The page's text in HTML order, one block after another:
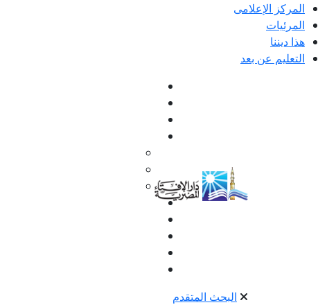
المركز الإعلامى
المرئيات
هذا ديننا
التعليم عن بعد
البحث المتقدم